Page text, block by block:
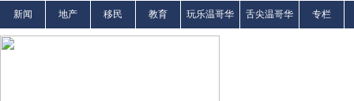
新闻 地产 移民 教育 玩乐温哥华 舌尖温哥华 专栏